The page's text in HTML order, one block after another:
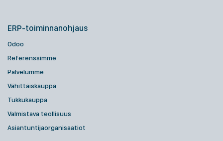
ERP-toiminnanohjaus
Odoo
Referenssimme
Palvelumme
Vähittäiskauppa
Tukkukauppa
Valmistava teollisuus
Asiantuntijaorganisaatiot